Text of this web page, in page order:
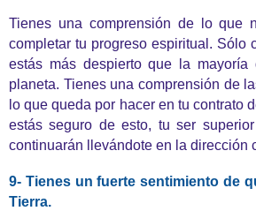
Tienes una comprensión de lo que
completar tu progreso espiritual. Sólo
estás más despierto que la
planeta. Tienes una comprensión de
lo que queda por hacer en tu contrato
estás seguro de esto, tu ser
continuarán llevándote en la dirección
9- Tienes un fuerte sentimiento de
Tierra.